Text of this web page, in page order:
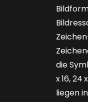
die
x 16,
liegen